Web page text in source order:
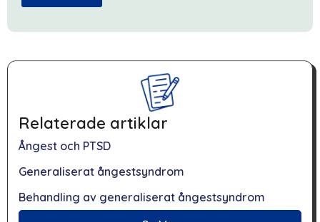
Relaterade artiklar
Ångest och PTSD
Generaliserat ångestsyndrom
Behandling av generaliserat ångestsyndrom